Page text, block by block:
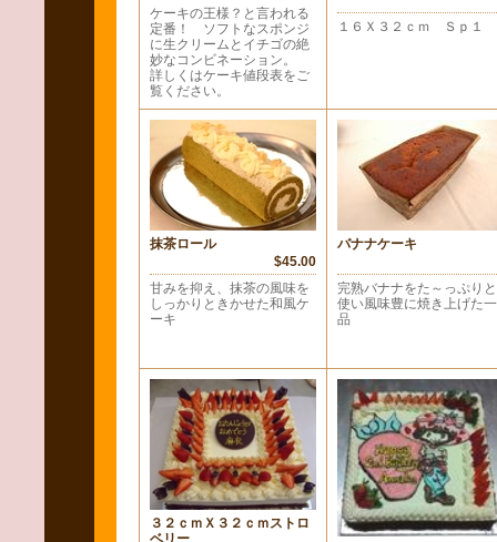
ケーキの王様？と言われる
定番！ ソフトなスポンジ
に生クリームとイチゴの絶
妙なコンビネーション。
詳しくはケーキ値段表をご
覧ください。
１６Ｘ３２ｃｍ Ｓｐ１
抹茶ロール
$45.00
甘みを抑え、抹茶の風味を
しっかりときかせた和風ケ
ーキ
バナナケーキ
完熟バナナをた～っぷりと
使い風味豊に焼き上げた一
品
３２ｃｍＸ３２ｃｍストロ
ベリー